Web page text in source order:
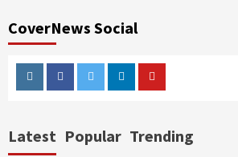
CoverNews Social
InstagramFacebookTwitterLinkedinYoutube
Latest Popular Trending